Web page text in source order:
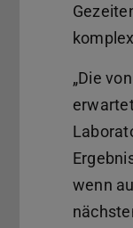
„Die
wenn